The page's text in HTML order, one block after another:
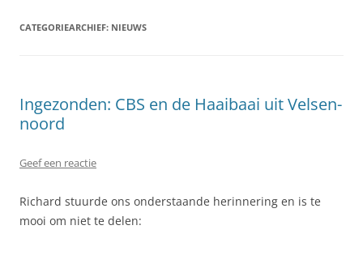
CATEGORIEARCHIEF: NIEUWS
Ingezonden: CBS en de Haaibaai uit Velsen-
noord
Geef een reactie
Richard stuurde ons onderstaande herinnering en is te
mooi om niet te delen: